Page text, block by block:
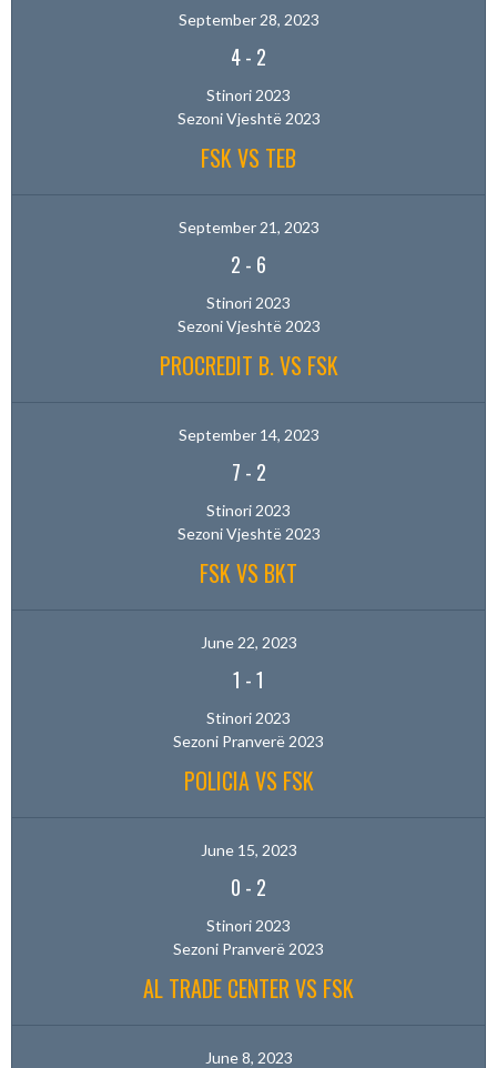
September 28, 2023
4- 2
Stinori 2023
Sezoni Vjeshtë 2023
FSK VS TEB
September 21, 2023
2 - 6
Stinori 2023
Sezoni Vjeshtë 2023
PROCREDIT B. VS FSK
September 14, 2023
7 - 2
Stinori 2023
Sezoni Vjeshtë 2023
FSK VS BKT
June 22, 2023
1 -1
Stinori 2023
Sezoni Pranverë 2023
POLICIA VS FSK
June 15, 2023
0 - 2
Stinori 2023
Sezoni Pranverë 2023
AL TRADE CENTER VS FSK
June 8, 2023